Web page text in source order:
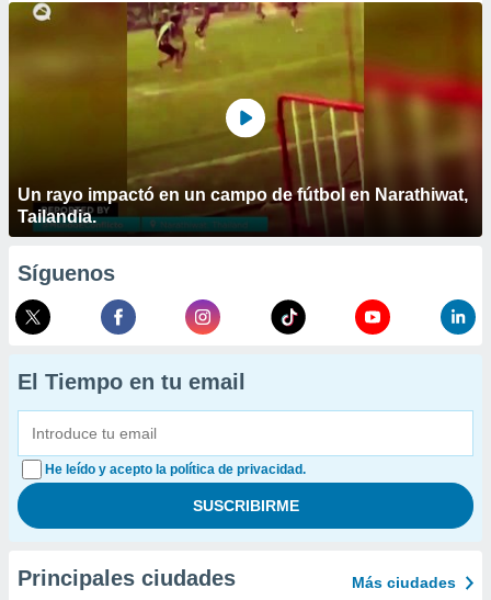
Un rayo impactó en un campo de fútbol en Narathiwat,
Tailandia.
Síguenos
El Tiempo en tu email
He leído y acepto la política de privacidad.
Principales ciudades Más ciudades